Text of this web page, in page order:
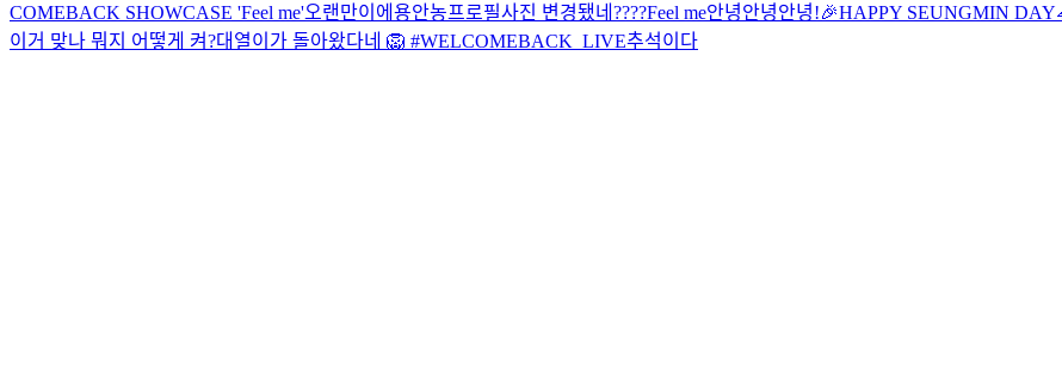
COMEBACK SHOWCASE 'Feel me'오랜만이에용안농프로필사진 변경됐네????Feel me안녕안녕안녕!🎉HAPPY SEUNGMIN
이거 맞나 뭐지 어떻게 켜?대열이가 돌아왔다네 🦁 #WELCOMEBACK_LIVE추석이다